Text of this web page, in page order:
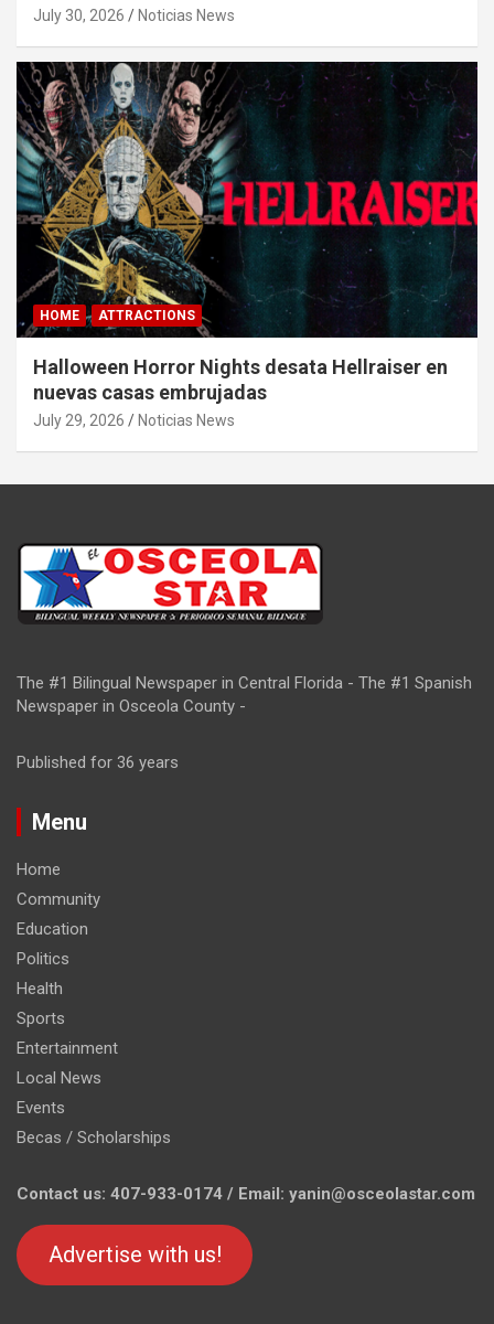
July 30, 2026 Noticias News
HOME ATTRACTIONS
Halloween Horror Nights desata Hellraiser en
nuevas casas embrujadas
July 29, 2026 Noticias News
The #1 Bilingual Newspaper in Central Florida - The #1 Spanish
Newspaper in Osceola County -
Published for 36 years
Menu
Home
Community
Education
Politics
Health
Sports
Entertainment
Local News
Events
Becas / Scholarships
Contact us: 407-933-0174 / Email: yanin@osceolastar.com
Advertise with us!